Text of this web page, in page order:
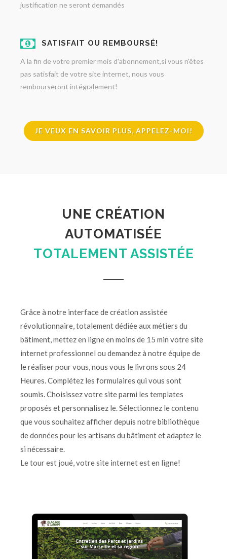
justification ne seront demandés
SATISFAIT OU REMBOURSÉ!
A la fin de votre premier mois d'abonnement,si vous n'êtes
pas satisfait de votre site internet, nous vous
rembourseront intégralement!
JE VEUX EN SAVOIR PLUS, APPELEZ-MOI!
UNE CRÉATION
AUTOMATISÉE
TOTALEMENT ASSISTÉE
Grâce à notre interface de création assistée
révolutionnaire, totalement dédiée aux métiers du
bâtiment, mettez en ligne en moins de 15 min votre site
internet professionnel ou demandez à notre équipe de
le réaliser pour vous, nous vous le livrons sous 24
Heures. Complétez les formulaires qui vous sont
soumis. Choisissez votre site parmi les templates
proposés et personnalisez le. Sélectionnez le contenu
que vous souhaitez afficher depuis notre bibliothèque
de données pour les artisans du bâtiment et adaptez le
si nécessaire.
Le tour est joué, votre site internet est en ligne!